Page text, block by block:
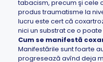
tabacism, precum şi cele
produs traumatisme la
lucru este cert că
nici un substrat ce o
Cum se manifestă
Manifestările sunt foarte
progresează avînd deja